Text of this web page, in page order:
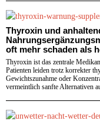
Thyroxin und
oft mehr schaden als
Thyroxin ist das zentrale
Patienten leiden trotz korrekter
Gewichtszunahme oder
vermeintlich sanfte Alternativen